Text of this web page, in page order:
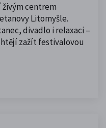
živým centrem
Litomyšle.
divadlo i relaxaci –
zažít festivalovou